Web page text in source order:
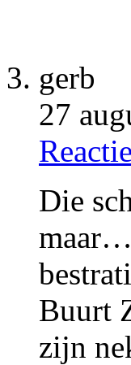
gerb
27
Reactie
Die
Buurt
zijn